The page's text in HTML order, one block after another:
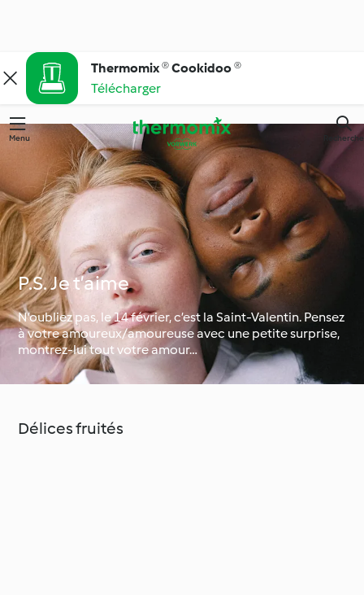
Thermomix ® Cookidoo ®
Télécharger
Menu Recherche
P.S. Je t’aime
N’oubliez pas, le 14 février, c’est la Saint-Valentin. Pensez
à votre amoureux/amoureuse avec une petite surprise,
montrez-lui tout votre amour…
Délices fruités